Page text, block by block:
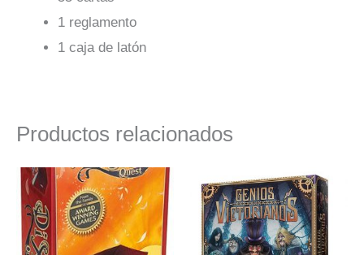
1 reglamento
1 caja de latón
Productos relacionados